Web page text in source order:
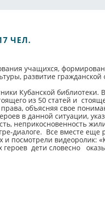
ЧЕЛ.
учащихся,
развитие гражданской
Кубанской
из 50 статей и
объясняя свое
в данной ситуации,
неприкосновенность
диалоге. Все вместе еще
и посмотрели видеоролик:
героев дети словесно